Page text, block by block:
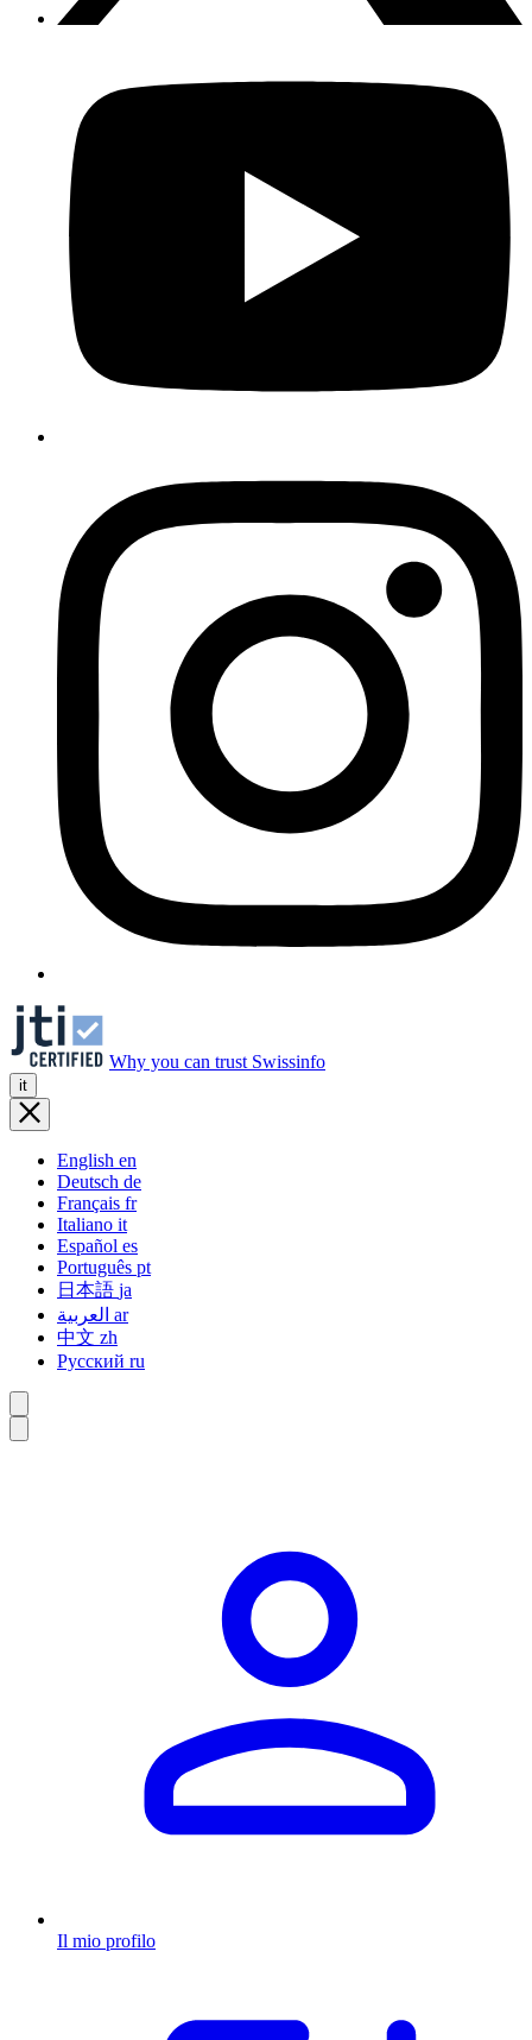
Why you can trust Swissinfo
it
English en
Deutsch de
Français fr
Italiano it
Español es
Português pt
日本語 ja
ar
中文 zh
Русский ru
Il mio profilo